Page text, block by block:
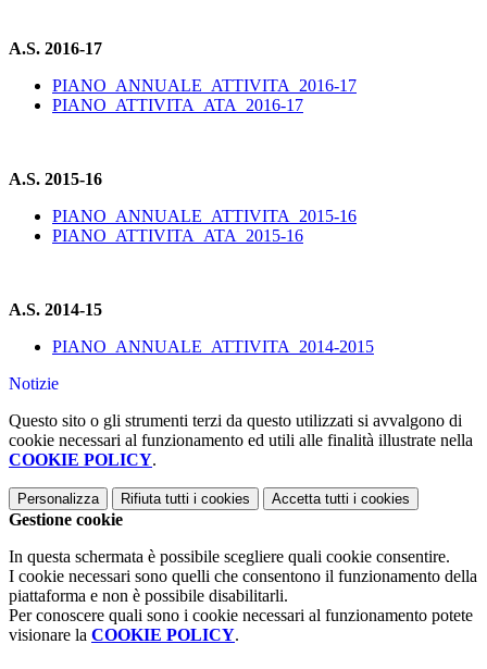
A.S. 2016-17
PIANO_ANNUALE_ATTIVITA_2016-17
PIANO_ATTIVITA_ATA_2016-17
A.S. 2015-16
PIANO_ANNUALE_ATTIVITA_2015-16
PIANO_ATTIVITA_ATA_2015-16
A.S. 2014-15
PIANO_ANNUALE_ATTIVITA_2014-2015
Notizie
Questo sito o gli strumenti terzi da questo utilizzati si avvalgono di
cookie necessari al funzionamento ed utili alle finalità illustrate nella
COOKIE POLICY.
Personalizza Rifiuta tutti i cookies Accetta tutti i cookies
Gestione cookie
In questa schermata è possibile scegliere quali cookie consentire.
I cookie necessari sono quelli che consentono il funzionamento della
piattaforma e non è possibile disabilitarli.
Per conoscere quali sono i cookie necessari al funzionamento potete
visionare la COOKIE POLICY.